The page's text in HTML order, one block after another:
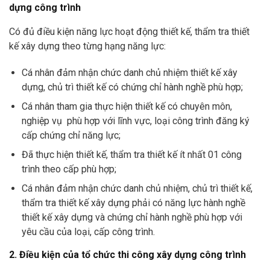
dựng công trình
Có đủ điều kiện năng lực hoạt động thiết kế, thẩm tra thiết
kế xây dựng theo từng hạng năng lực:
Cá nhân đảm nhận chức danh chủ nhiệm thiết kế xây
dựng, chủ trì thiết kế có chứng chỉ hành nghề phù hợp;
Cá nhân tham gia thực hiện thiết kế có chuyên môn,
nghiệp vụ phù hợp với lĩnh vực, loại công trình đăng ký
cấp chứng chỉ năng lực;
Đã thực hiện thiết kế, thẩm tra thiết kế ít nhất 01 công
trình theo cấp phù hợp;
Cá nhân đảm nhận chức danh chủ nhiệm, chủ trì thiết kế,
thẩm tra thiết kế xây dựng phải có năng lực hành nghề
thiết kế xây dựng và chứng chỉ hành nghề phù hợp với
yêu cầu của loại, cấp công trình.
2. Điều kiện của tổ chức thi công xây dựng công trình